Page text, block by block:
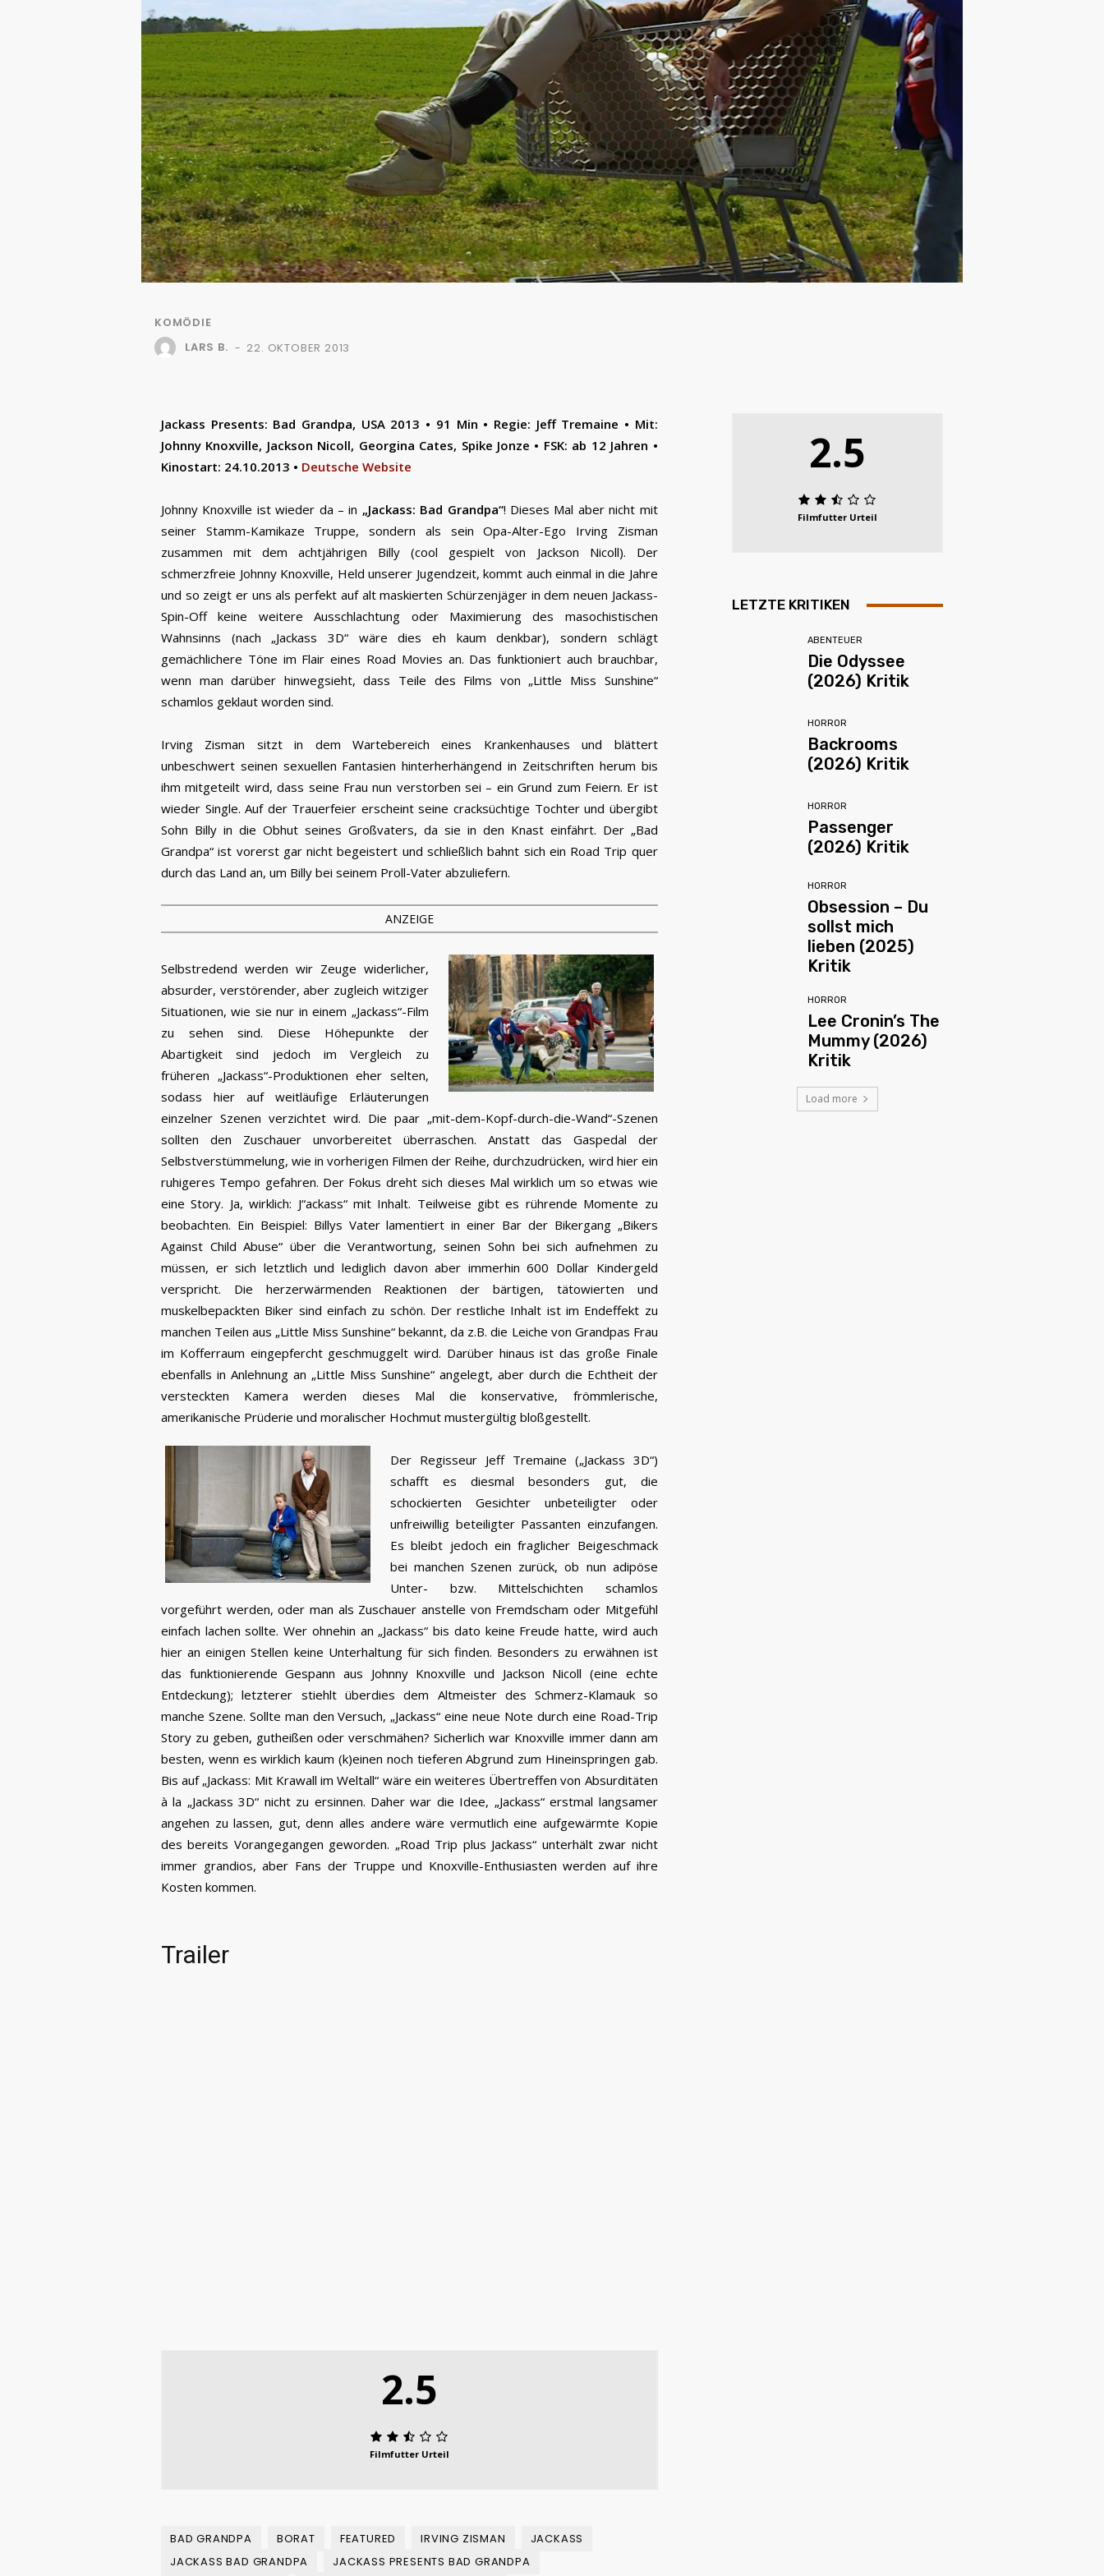
KOMÖDIE
LARS B. - 22. OKTOBER 2013
Jackass Presents: Bad Grandpa, USA 2013 • 91 Min • Regie: Jeff Tremaine • Mit:
Johnny Knoxville, Jackson Nicoll, Georgina Cates, Spike Jonze • FSK: ab 12 Jahren •
Kinostart: 24.10.2013 • Deutsche Website
Johnny Knoxville ist wieder da – in „Jackass: Bad Grandpa“! Dieses Mal aber nicht mit
seiner Stamm-Kamikaze Truppe, sondern als sein Opa-Alter-Ego Irving Zisman
zusammen mit dem achtjährigen Billy (cool gespielt von Jackson Nicoll). Der
schmerzfreie Johnny Knoxville, Held unserer Jugendzeit, kommt auch einmal in die Jahre
und so zeigt er uns als perfekt auf alt maskierten Schürzenjäger in dem neuen Jackass-
Spin-Off keine weitere Ausschlachtung oder Maximierung des masochistischen
Wahnsinns (nach „Jackass 3D“ wäre dies eh kaum denkbar), sondern schlägt
gemächlichere Töne im Flair eines Road Movies an. Das funktioniert auch brauchbar,
wenn man darüber hinwegsieht, dass Teile des Films von „Little Miss Sunshine“
schamlos geklaut worden sind.
Irving Zisman sitzt in dem Wartebereich eines Krankenhauses und blättert
unbeschwert seinen sexuellen Fantasien hinterherhängend in Zeitschriften herum bis
ihm mitgeteilt wird, dass seine Frau nun verstorben sei – ein Grund zum Feiern. Er ist
wieder Single. Auf der Trauerfeier erscheint seine cracksüchtige Tochter und übergibt
Sohn Billy in die Obhut seines Großvaters, da sie in den Knast einfährt. Der „Bad
Grandpa“ ist vorerst gar nicht begeistert und schließlich bahnt sich ein Road Trip quer
durch das Land an, um Billy bei seinem Proll-Vater abzuliefern.
ANZEIGE
Selbstredend werden wir Zeuge widerlicher,
absurder, verstörender, aber zugleich witziger
Situationen, wie sie nur in einem „Jackass“-Film
zu sehen sind. Diese Höhepunkte der
Abartigkeit sind jedoch im Vergleich zu
früheren „Jackass“-Produktionen eher selten,
sodass hier auf weitläufige Erläuterungen
einzelner Szenen verzichtet wird. Die paar „mit-dem-Kopf-durch-die-Wand“-Szenen
sollten den Zuschauer unvorbereitet überraschen. Anstatt das Gaspedal der
Selbstverstümmelung, wie in vorherigen Filmen der Reihe, durchzudrücken, wird hier ein
ruhigeres Tempo gefahren. Der Fokus dreht sich dieses Mal wirklich um so etwas wie
eine Story. Ja, wirklich: J“ackass“ mit Inhalt. Teilweise gibt es rührende Momente zu
beobachten. Ein Beispiel: Billys Vater lamentiert in einer Bar der Bikergang „Bikers
Against Child Abuse“ über die Verantwortung, seinen Sohn bei sich aufnehmen zu
müssen, er sich letztlich und lediglich davon aber immerhin 600 Dollar Kindergeld
verspricht. Die herzerwärmenden Reaktionen der bärtigen, tätowierten und
muskelbepackten Biker sind einfach zu schön. Der restliche Inhalt ist im Endeffekt zu
manchen Teilen aus „Little Miss Sunshine“ bekannt, da z.B. die Leiche von Grandpas Frau
im Kofferraum eingepfercht geschmuggelt wird. Darüber hinaus ist das große Finale
ebenfalls in Anlehnung an „Little Miss Sunshine“ angelegt, aber durch die Echtheit der
versteckten Kamera werden dieses Mal die konservative, frömmlerische,
amerikanische Prüderie und moralischer Hochmut mustergültig bloßgestellt.
Der Regisseur Jeff Tremaine („Jackass 3D“)
schafft es diesmal besonders gut, die
schockierten Gesichter unbeteiligter oder
unfreiwillig beteiligter Passanten einzufangen.
Es bleibt jedoch ein fraglicher Beigeschmack
bei manchen Szenen zurück, ob nun adipöse
Unter- bzw. Mittelschichten schamlos
vorgeführt werden, oder man als Zuschauer anstelle von Fremdscham oder Mitgefühl
einfach lachen sollte. Wer ohnehin an „Jackass“ bis dato keine Freude hatte, wird auch
hier an einigen Stellen keine Unterhaltung für sich finden. Besonders zu erwähnen ist
das funktionierende Gespann aus Johnny Knoxville und Jackson Nicoll (eine echte
Entdeckung); letzterer stiehlt überdies dem Altmeister des Schmerz-Klamauk so
manche Szene. Sollte man den Versuch, „Jackass“ eine neue Note durch eine Road-Trip
Story zu geben, gutheißen oder verschmähen? Sicherlich war Knoxville immer dann am
besten, wenn es wirklich kaum (k)einen noch tieferen Abgrund zum Hineinspringen gab.
Bis auf „Jackass: Mit Krawall im Weltall“ wäre ein weiteres Übertreffen von Absurditäten
à la „Jackass 3D“ nicht zu ersinnen. Daher war die Idee, „Jackass“ erstmal langsamer
angehen zu lassen, gut, denn alles andere wäre vermutlich eine aufgewärmte Kopie
des bereits Vorangegangen geworden. „Road Trip plus Jackass“ unterhält zwar nicht
immer grandios, aber Fans der Truppe und Knoxville-Enthusiasten werden auf ihre
Kosten kommen.
Trailer
2.5
Filmfutter Urteil
BAD GRANDPA BORAT FEATURED IRVING ZISMAN
JACKASS
JACKASS BAD GRANDPA
JACKASS PRESENTS BAD GRANDPA
2.5
Filmfutter Urteil
LETZTE KRITIKEN
ABENTEUER
Die Odyssee
(2026) Kritik
HORROR
Backrooms
(2026) Kritik
HORROR
Passenger
(2026) Kritik
HORROR
Obsession – Du
sollst mich
lieben (2025)
Kritik
HORROR
Lee Cronin’s The
Mummy (2026)
Kritik
Load more